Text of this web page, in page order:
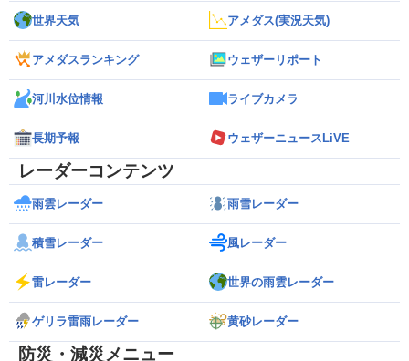
世界天気 アメダス(実況天気)
アメダスランキング ウェザーリポート
河川水位情報 ライブカメラ
長期予報 ウェザーニュースLiVE
レーダーコンテンツ
雨雲レーダー 雨雪レーダー
積雪レーダー 風レーダー
雷レーダー 世界の雨雲レーダー
ゲリラ雷雨レーダー 黄砂レーダー
防災・減災メニュー